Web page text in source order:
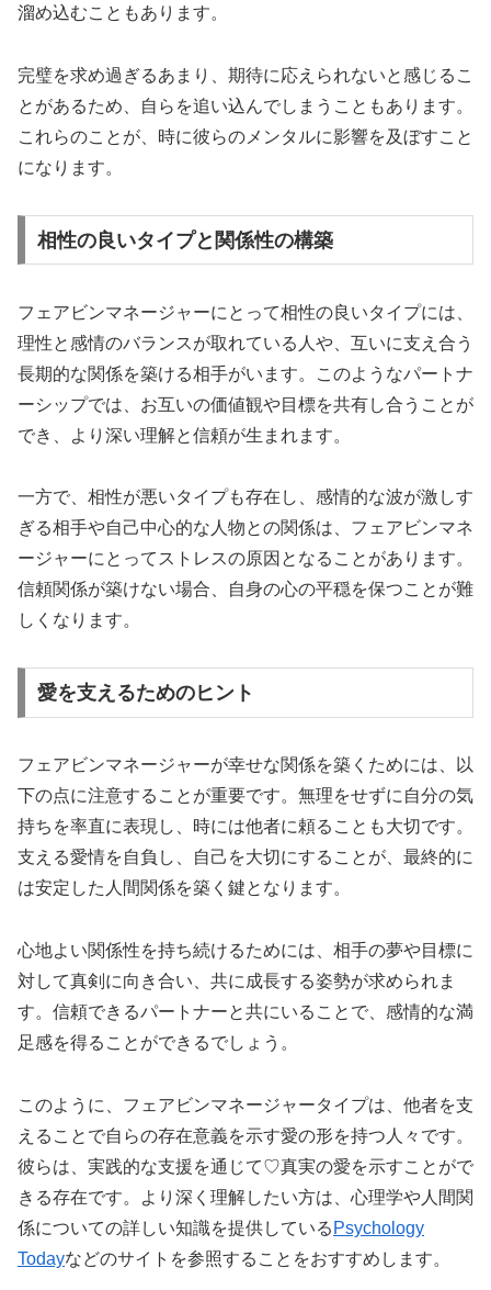
溜め込むこともあります。
完璧を求め過ぎるあまり、期待に応えられないと感じるこ
とがあるため、自らを追い込んでしまうこともあります。
これらのことが、時に彼らのメンタルに影響を及ぼすこと
になります。
相性の良いタイプと関係性の構築
フェアビンマネージャーにとって相性の良いタイプには、
理性と感情のバランスが取れている人や、互いに支え合う
長期的な関係を築ける相手がいます。このようなパートナ
ーシップでは、お互いの価値観や目標を共有し合うことが
でき、より深い理解と信頼が生まれます。
一方で、相性が悪いタイプも存在し、感情的な波が激しす
ぎる相手や自己中心的な人物との関係は、フェアビンマネ
ージャーにとってストレスの原因となることがあります。
信頼関係が築けない場合、自身の心の平穏を保つことが難
しくなります。
愛を支えるためのヒント
フェアビンマネージャーが幸せな関係を築くためには、以
下の点に注意することが重要です。無理をせずに自分の気
持ちを率直に表現し、時には他者に頼ることも大切です。
支える愛情を自負し、自己を大切にすることが、最終的に
は安定した人間関係を築く鍵となります。
心地よい関係性を持ち続けるためには、相手の夢や目標に
対して真剣に向き合い、共に成長する姿勢が求められま
す。信頼できるパートナーと共にいることで、感情的な満
足感を得ることができるでしょう。
このように、フェアビンマネージャータイプは、他者を支
えることで自らの存在意義を示す愛の形を持つ人々です。
彼らは、実践的な支援を通じて♡真実の愛を示すことがで
きる存在です。より深く理解したい方は、心理学や人間関
係についての詳しい知識を提供している Psychology
Todayなどのサイトを参照することをおすすめします。